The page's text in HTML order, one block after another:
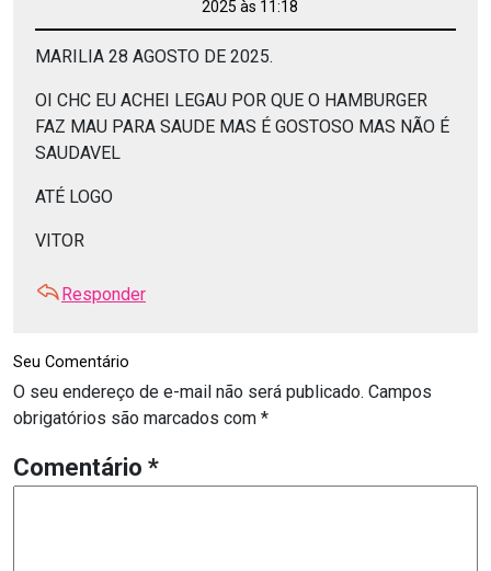
2025 às 11:18
MARILIA 28 AGOSTO DE 2025.
OI CHC EU ACHEI LEGAU POR QUE O HAMBURGER
FAZ MAU PARA SAUDE MAS É GOSTOSO MAS NÃO É
SAUDAVEL
ATÉ LOGO
VITOR
Responder
Seu Comentário
O seu endereço de e-mail não será publicado. Campos
obrigatórios são marcados com *
Comentário *